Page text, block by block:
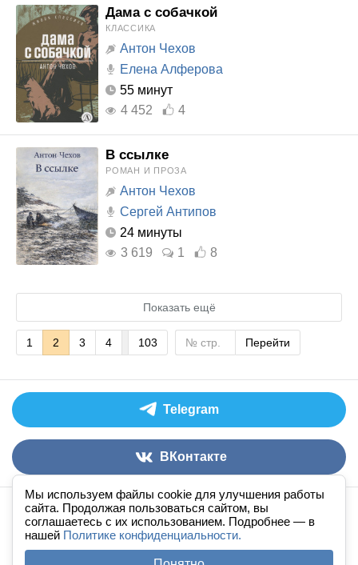
Мы используем файлы cookie для улучшения работы
сайта. Продолжая пользоваться сайтом, вы
соглашаетесь с их использованием. Подробнее — в
нашей Политике конфиденциальности.
Дама с собачкой
КЛАССИКА
Антон Чехов
Елена Алферова
55 минут
4 452
4
В ссылке
РОМАН И ПРОЗА
Антон Чехов
Сергей Антипов
24 минуты
3 619
1 8
Показать ещё
1 2 3 4 103 Перейти
Telegram
ВКонтакте
Аудиокниги слушать онлайн книгав ухе
По всем вопросам:admin@knigavuhe.ru
Правила сайта ·